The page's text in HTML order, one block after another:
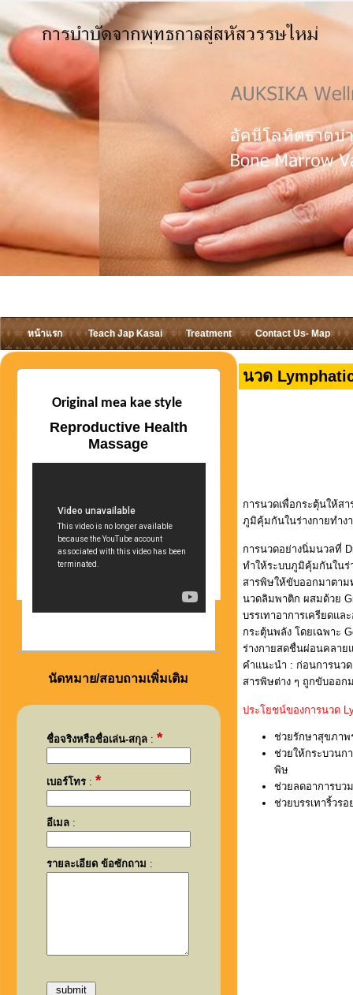
หน้าแรก Teach Jap Kasai Treatment Contact Us- Map
Original mea kae style
Reproductive Health
Massage
นัดหมาย/สอบถามเพิ่มเติม
ชื่อจริงหรือชื่อเล่น-สกุล : *
เบอร์โทร : *
อีเมล :
รายละเอียด ข้อซักถาม :
นวด
การนวดเพื่อกระตุ้นให้ส
ภูมิคุ้มกันในร่างกายทำง
การนวดอย่างนิ่มนวลที่
ทำให้ระบบภูมิคุ้มกันใน
สารพิษให้ขับออกมาตาม
นวดลิมพาติก ผสมด้วย
บรรเทาอาการเครียดแ
กระตุ้นพลัง โดยเฉพาะ
ร่างกายสดชื่นผ่อนคลา
คำแนะนำ : ก่อนการนว
สารพิษต่าง ๆ ถูกขับออก
ประโยชน์ของการนวด
ช่วยรักษาสุขภาพ
ช่วยให้กระบวนก
พิษ
ช่วยลดอาการบว
ช่วยบรรเทาริ้วร